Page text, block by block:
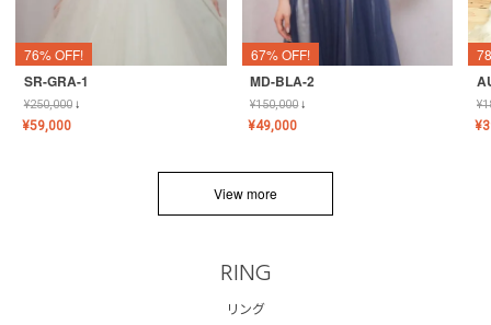
76% OFF!
SR-GRA-1
¥250,000↓
¥59,000
67% OFF!
MD-BLA-2
¥150,000↓
¥49,000
¥
¥
View more
RING
リング